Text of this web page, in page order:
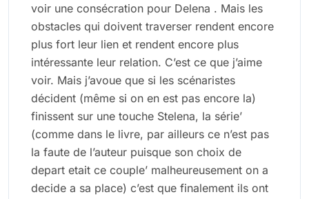
voir une consécration pour Delena . Mais les
obstacles qui doivent traverser rendent encore
plus fort leur lien et rendent encore plus
intéressante leur relation. C’est ce que j’aime
voir. Mais j’avoue que si les scénaristes
décident (même si on en est pas encore la)
finissent sur une touche Stelena, la série’
(comme dans le livre, par ailleurs ce n’est pas
la faute de l’auteur puisque son choix de
depart etait ce couple’ malheureusement on a
decide a sa place) c’est que finalement ils ont